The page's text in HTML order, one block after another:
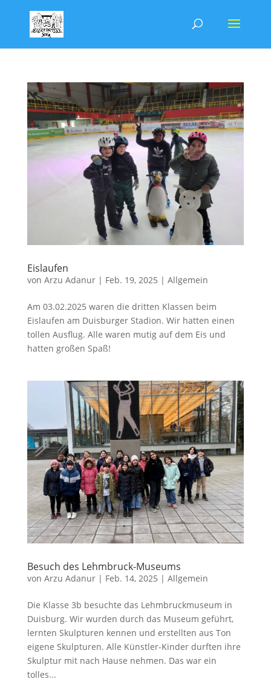
Eislaufen
von Arzu Adanur| Feb. 19, 2025 | Allgemein
Am 03.02.2025 waren die dritten Klassen beim
Eislaufen am Duisburger Stadion. Wir hatten einen
tollen Ausflug. Alle waren mutig auf dem Eis und
hatten großen Spaß!
Besuch des Lehmbruck-Museums
von Arzu Adanur| Feb. 14, 2025 | Allgemein
Die Klasse 3b besuchte das Lehmbruckmuseum in
Duisburg. Wir wurden durch das Museum geführt,
lernten Skulpturen kennen und erstellten aus Ton
eigene Skulpturen. Alle Künstler-Kinder durften ihre
Skulptur mit nach Hause nehmen. Das war ein
tolles...